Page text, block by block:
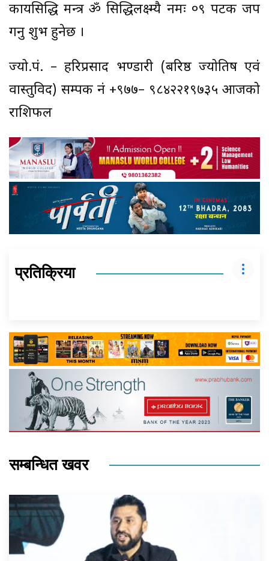
कार्यसिद्धि मन्त्र ॐ सिद्धिलक्ष्म्यै नमः ०९ पटक जप
गर्नु शुभ हुनेछ ।
ज्यो.पं. – हरिप्रसाद भण्डारी (बरिष्ठ ज्योतिष एवं
वास्तुविद) सम्पर्क नं +९७७– ९८४२२१९७३५ आजको
राशिफल
प्रतिक्रिया
सम्बन्धित खवर